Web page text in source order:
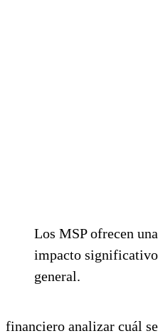
Los MSP ofrecen
impacto significativo
general.
financiero analizar cuál